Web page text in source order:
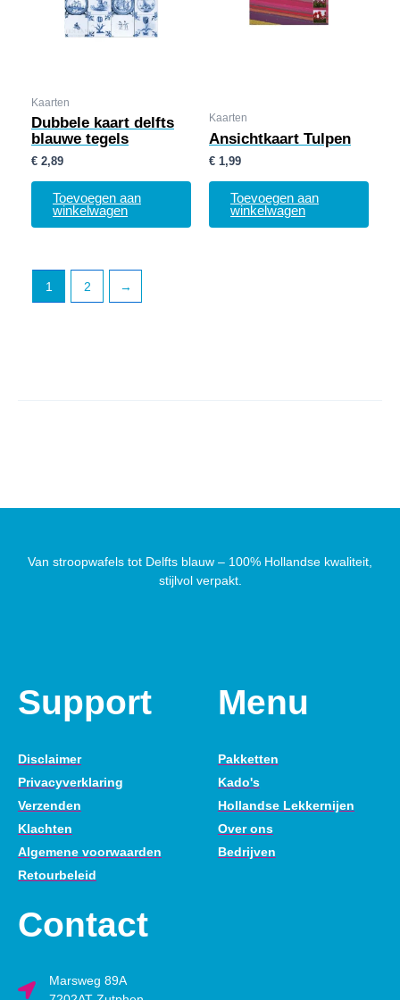
Kaarten
Dubbele kaart delfts
blauwe tegels
€ 2,89
Toevoegen aan
winkelwagen
Kaarten
Ansichtkaart Tulpen
€ 1,99
Toevoegen aan
winkelwagen
1 2 →
Van stroopwafels tot Delfts blauw – 100% Hollandse kwaliteit,
stijlvol verpakt.
Support
Disclaimer
Privacyverklaring
Verzenden
Klachten
Algemene voorwaarden
Retourbeleid
Menu
Pakketten
Kado's
Hollandse Lekkernijen
Over ons
Bedrijven
Contact
Marsweg 89A